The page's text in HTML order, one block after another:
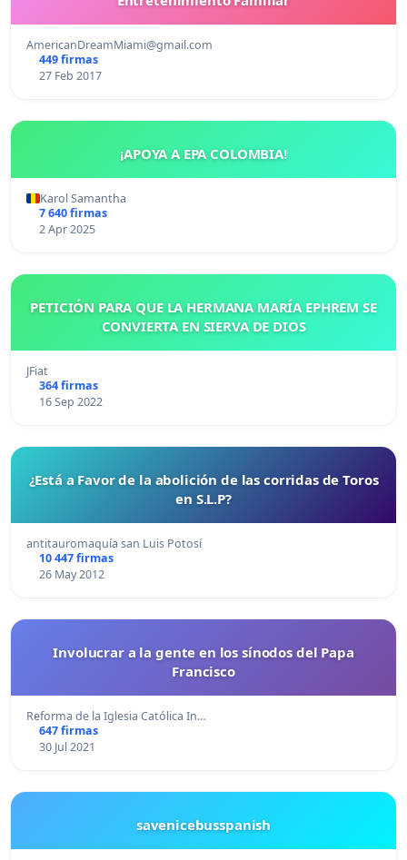
AmericanDreamMiami@gmail.com
449 firmas
27 Feb 2017
¡APOYA A EPA COLOMBIA!
Karol Samantha
7 640 firmas
2 Apr 2025
PETICIÓN PARA QUE LA HERMANA MARÍA EPHREM SE
CONVIERTA EN SIERVA DE DIOS
JFiat
364 firmas
16 Sep 2022
¿Está a Favor de la abolición de las corridas de Toros
en S.L.P?
antitauromaquía san Luis Potosí
10 447 firmas
26 May 2012
Involucrar a la gente en los sínodos del Papa
Francisco
Reforma de la Iglesia Católica In…
647 firmas
30 Jul 2021
savenicebusspanish